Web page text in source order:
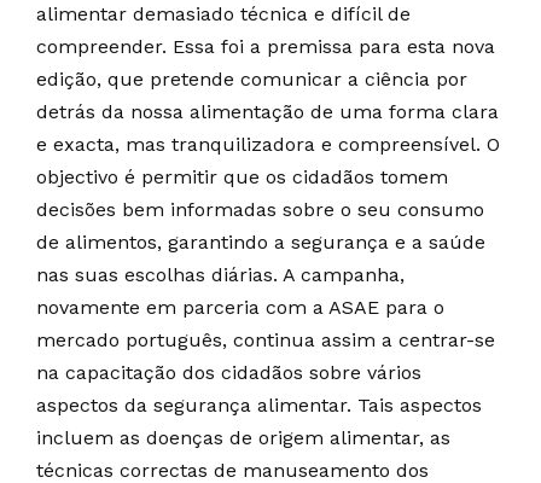
alimentar demasiado técnica e difícil de
compreender. Essa foi a premissa para esta nova
edição, que pretende comunicar a ciência por
detrás da nossa alimentação de uma forma clara
e exacta, mas tranquilizadora e compreensível. O
objectivo é permitir que os cidadãos tomem
decisões bem informadas sobre o seu consumo
de alimentos, garantindo a segurança e a saúde
nas suas escolhas diárias. A campanha,
novamente em parceria com a ASAE para o
mercado português, continua assim a centrar-se
na capacitação dos cidadãos sobre vários
aspectos da segurança alimentar. Tais aspectos
incluem as doenças de origem alimentar, as
técnicas correctas de manuseamento dos